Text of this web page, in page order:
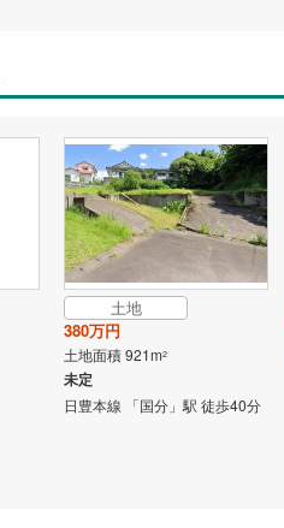
土地
380万円
土地面積 921m2
未定
日豊本線 「国分」駅 徒歩40分